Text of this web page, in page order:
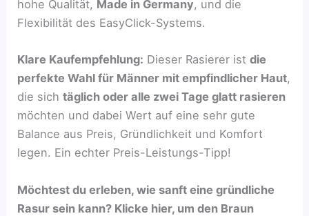
hohe Qualität, Made in Germany, und die
Flexibilität des EasyClick-Systems.
Klare Kaufempfehlung: Dieser Rasierer istdie
perfekte Wahl für Männer mit empfindlicher Haut,
die sichtäglich oder alle zwei Tage glatt rasieren
möchten und dabei Wert auf eine sehr gute
Balance aus Preis, Gründlichkeit und Komfort
legen. Ein echter Preis-Leistungs-Tipp!
Möchtest du erleben, wie sanft eine gründliche
Rasur sein kann? Klicke hier, um den Braun